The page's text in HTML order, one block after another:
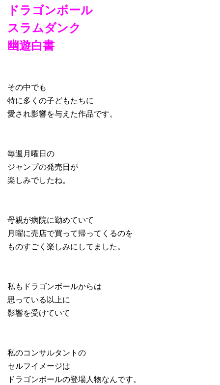
ドラゴンボール
スラムダンク
幽遊白書
その中でも
特に多くの子どもたちに
愛され影響を与えた作品です。
毎週月曜日の
ジャンプの発売日が
楽しみでしたね。
母親が病院に勤めていて
月曜に売店で買って帰ってくるのを
ものすごく楽しみにしてました。
私もドラゴンボールからは
思っている以上に
影響を受けていて
私のコンサルタントの
セルフイメージは
ドラゴンボールの登場人物なんです。